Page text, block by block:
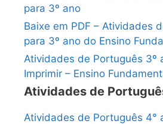
para 3º ano
Baixe em PDF – Atividades
para 3º ano do Ensino
Atividades de Português 3º
Imprimir – Ensino
Atividades de
Atividades de Português 4°